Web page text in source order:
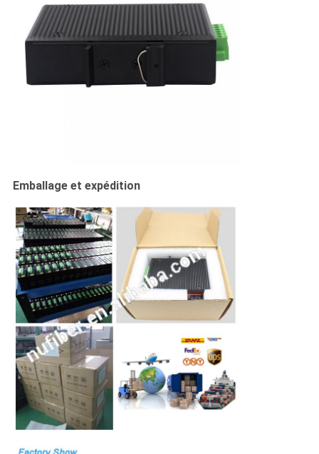
Emballage et expédition